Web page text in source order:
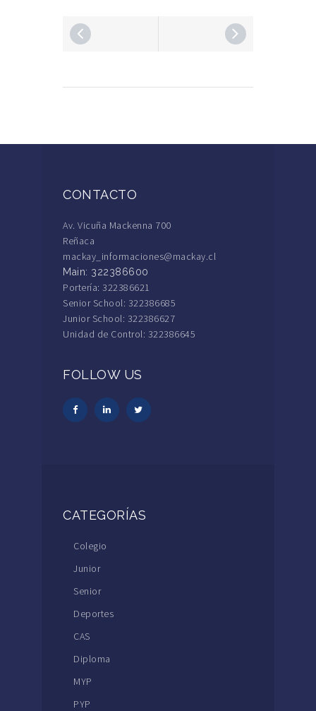
CONTACTO
Av. Vicuña Mackenna 700
Reñaca
mackay_informaciones@mackay.cl
Main: 322386600
Portería: 322386621
Senior School: 322386685
Junior School: 322386627
Unidad de Control: 322386645
FOLLOW US
CATEGORÍAS
Colegio
Junior
Senior
Deportes
CAS
Diploma
MYP
PYP